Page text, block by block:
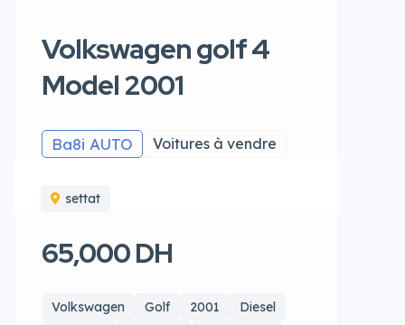
Volkswagen golf 4
Model 2001
Ba8i AUTO Voitures à vendre
settat
65,000 DH
Volkswagen Golf 2001
Diesel